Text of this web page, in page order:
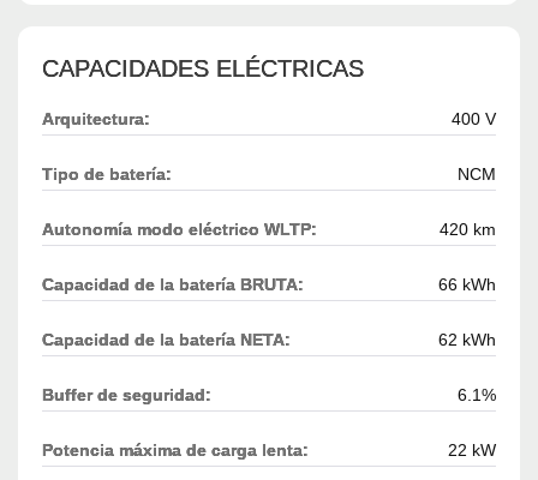
CAPACIDADES ELÉCTRICAS
Arquitectura: 400 V
Tipo de batería: NCM
Autonomía modo eléctrico WLTP: 420 km
Capacidad de la batería BRUTA: 66 kWh
Capacidad de la batería NETA: 62 kWh
Buffer de seguridad: 6.1%
Potencia máxima de carga lenta: 22 kW